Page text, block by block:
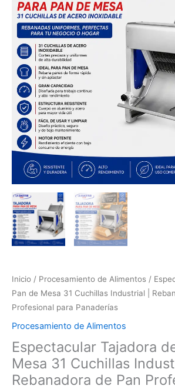
Inicio / Procesamiento de Alimentos /
Pan de Mesa 31 Cuchillas Industrial |
Profesional para Panaderías
Procesamiento de Alimentos
Espectacular Tajadora
Mesa 31 Cuchillas
Rebanadora de Pan